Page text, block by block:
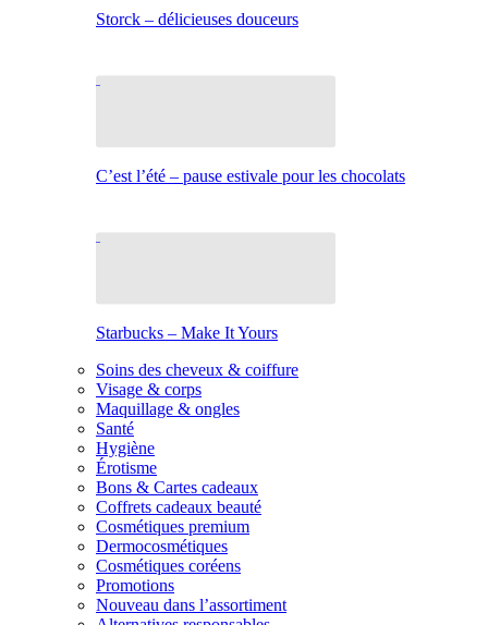
Storck – délicieuses douceurs
C’est l’été – pause estivale pour les chocolats
Starbucks – Make It Yours
Soins des cheveux & coiffure
Visage & corps
Maquillage & ongles
Santé
Hygiène
Érotisme
Bons & Cartes cadeaux
Coffrets cadeaux beauté
Cosmétiques premium
Dermocosmétiques
Cosmétiques coréens
Promotions
Nouveau dans l’assortiment